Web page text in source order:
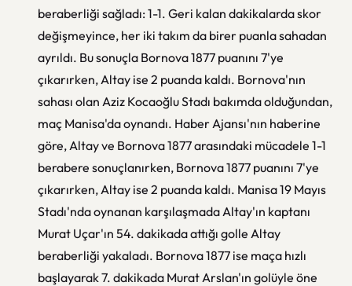
beraberliği sağladı: 1-1. Geri kalan dakikalarda skor
değişmeyince, her iki takım da birer puanla sahadan
ayrıldı. Bu sonuçla Bornova 1877 puanını 7'ye
çıkarırken, Altay ise 2 puanda kaldı. Bornova'nın
sahası olan Aziz Kocaoğlu Stadı bakımda olduğundan,
maç Manisa'da oynandı. Haber Ajansı'nın haberine
göre, Altay ve Bornova 1877 arasındaki mücadele 1-1
berabere sonuçlanırken, Bornova 1877 puanını 7'ye
çıkarırken, Altay ise 2 puanda kaldı. Manisa 19 Mayıs
Stadı'nda oynanan karşılaşmada Altay'ın kaptanı
Murat Uçar'ın 54. dakikada attığı golle Altay
beraberliği yakaladı. Bornova 1877 ise maça hızlı
başlayarak 7. dakikada Murat Arslan'ın golüyle öne